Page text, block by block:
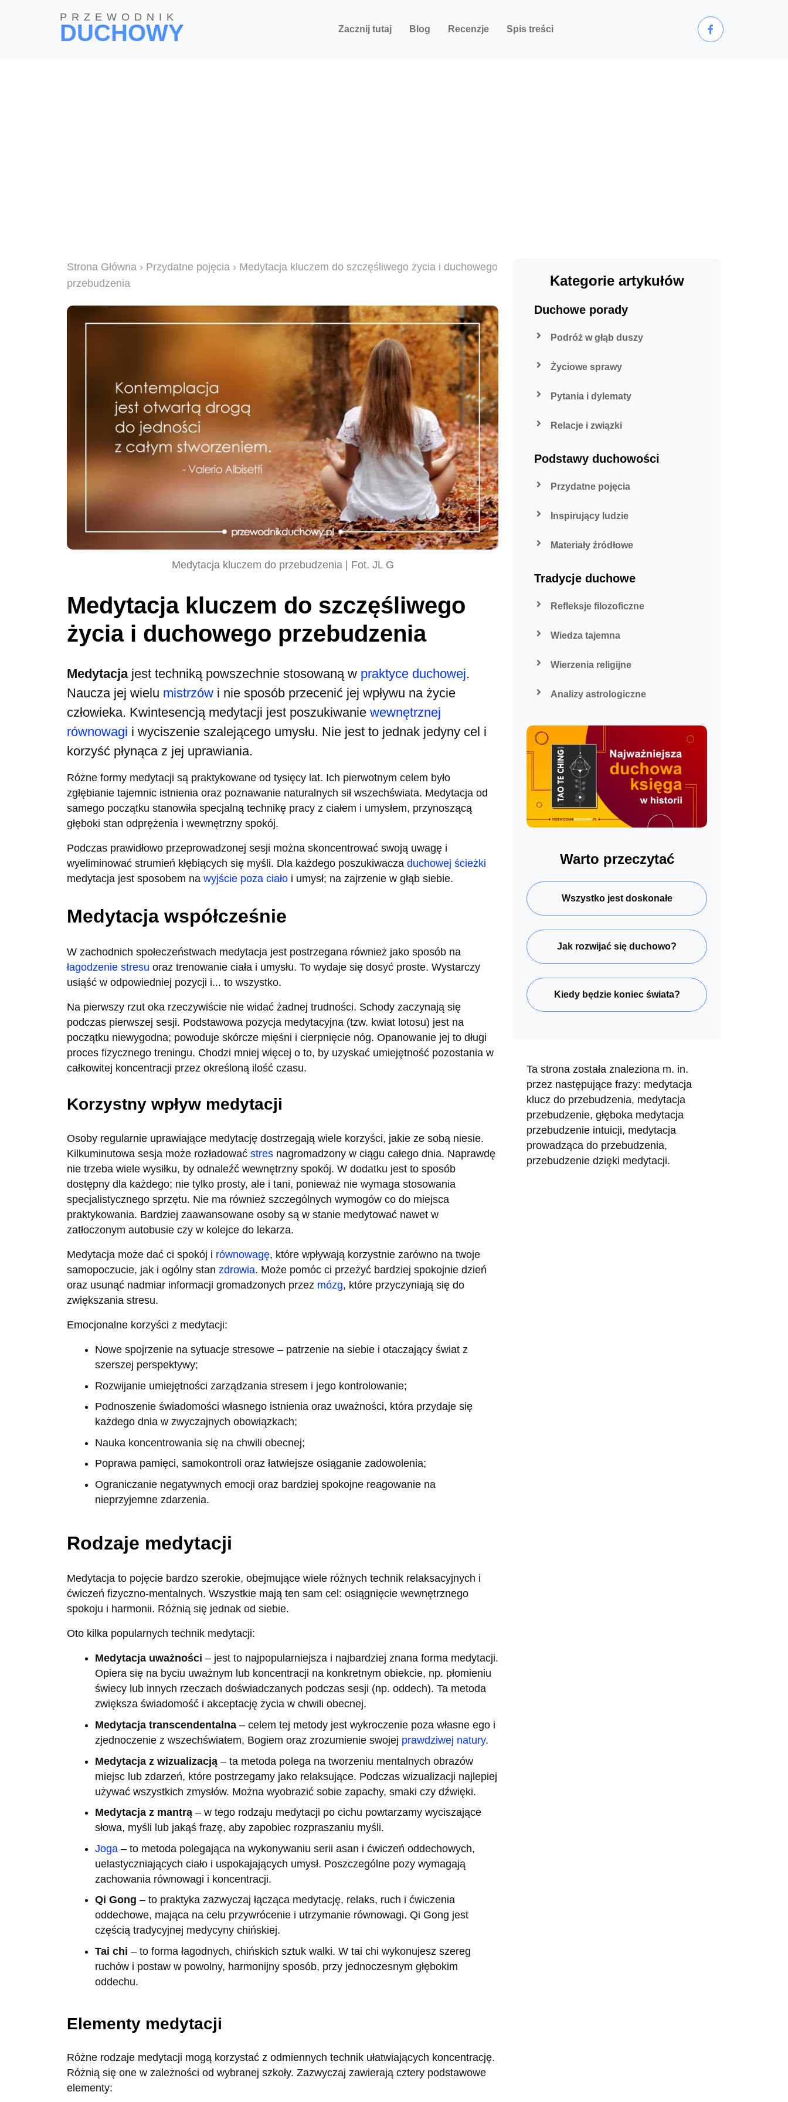
PRZEWODNIK
DUCHOWY Zacznij tutaj Blog Recenzje Spis treści
Strona Główna › Przydatne pojęcia › Medytacja kluczem do szczęśliwego życia i duchowego
przebudzenia
Medytacja kluczem do przebudzenia | Fot. JL G
Medytacja kluczem do szczęśliwego
życia i duchowego przebudzenia
Medytacjajest techniką powszechnie stosowaną w praktyce duchowej.
Naucza jej wielu mistrzów i nie sposób przecenić jej wpływu na życie
człowieka. Kwintesencją medytacji jest poszukiwanie wewnętrznej
równowagi i wyciszenie szalejącego umysłu. Nie jest to jednak jedyny cel i
korzyść płynąca z jej uprawiania.
Różne formy medytacji są praktykowane od tysięcy lat. Ich pierwotnym celem było
zgłębianie tajemnic istnienia oraz poznawanie naturalnych sił wszechświata. Medytacja od
samego początku stanowiła specjalną technikę pracy z ciałem i umysłem, przynoszącą
głęboki stan odprężenia i wewnętrzny spokój.
Podczas prawidłowo przeprowadzonej sesji można skoncentrować swoją uwagę i
wyeliminować strumień kłębiących się myśli. Dla każdego poszukiwacza duchowej ścieżki
medytacja jest sposobem na wyjście poza ciało i umysł; na zajrzenie w głąb siebie.
Medytacja współcześnie
W zachodnich społeczeństwach medytacja jest postrzegana również jako sposób na
łagodzenie stresu oraz trenowanie ciała i umysłu. To wydaje się dosyć proste. Wystarczy
usiąść w odpowiedniej pozycji i... to wszystko.
Na pierwszy rzut oka rzeczywiście nie widać żadnej trudności. Schody zaczynają się
podczas pierwszej sesji. Podstawowa pozycja medytacyjna (tzw. kwiat lotosu) jest na
początku niewygodna; powoduje skórcze mięśni i cierpnięcie nóg. Opanowanie jej to długi
proces fizycznego treningu. Chodzi mniej więcej o to, by uzyskać umiejętność pozostania w
całkowitej koncentracji przez określoną ilość czasu.
Korzystny wpływ medytacji
Osoby regularnie uprawiające medytację dostrzegają wiele korzyści, jakie ze sobą niesie.
Kilkuminutowa sesja może rozładować stres nagromadzony w ciągu całego dnia. Naprawdę
nie trzeba wiele wysiłku, by odnaleźć wewnętrzny spokój. W dodatku jest to sposób
dostępny dla każdego; nie tylko prosty, ale i tani, ponieważ nie wymaga stosowania
specjalistycznego sprzętu. Nie ma również szczególnych wymogów co do miejsca
praktykowania. Bardziej zaawansowane osoby są w stanie medytować nawet w
zatłoczonym autobusie czy w kolejce do lekarza.
Medytacja może dać ci spokój i równowagę, które wpływają korzystnie zarówno na twoje
samopoczucie, jak i ogólny stan zdrowia. Może pomóc ci przeżyć bardziej spokojnie dzień
oraz usunąć nadmiar informacji gromadzonych przez mózg, które przyczyniają się do
zwiększania stresu.
Emocjonalne korzyści z medytacji:
Nowe spojrzenie na sytuacje stresowe – patrzenie na siebie i otaczający świat z
szerszej perspektywy;
Rozwijanie umiejętności zarządzania stresem i jego kontrolowanie;
Podnoszenie świadomości własnego istnienia oraz uważności, która przydaje się
każdego dnia w zwyczajnych obowiązkach;
Nauka koncentrowania się na chwili obecnej;
Poprawa pamięci, samokontroli oraz łatwiejsze osiąganie zadowolenia;
Ograniczanie negatywnych emocji oraz bardziej spokojne reagowanie na
nieprzyjemne zdarzenia.
Rodzaje medytacji
Medytacja to pojęcie bardzo szerokie, obejmujące wiele różnych technik relaksacyjnych i
ćwiczeń fizyczno-mentalnych. Wszystkie mają ten sam cel: osiągnięcie wewnętrznego
spokoju i harmonii. Różnią się jednak od siebie.
Oto kilka popularnych technik medytacji:
Medytacja uważności – jest to najpopularniejsza i najbardziej znana forma medytacji.
Opiera się na byciu uważnym lub koncentracji na konkretnym obiekcie, np. płomieniu
świecy lub innych rzeczach doświadczanych podczas sesji (np. oddech). Ta metoda
zwiększa świadomość i akceptację życia w chwili obecnej.
Medytacja transcendentalna – celem tej metody jest wykroczenie poza własne ego i
zjednoczenie z wszechświatem, Bogiem oraz zrozumienie swojej prawdziwej natury.
Medytacja z wizualizacją – ta metoda polega na tworzeniu mentalnych obrazów
miejsc lub zdarzeń, które postrzegamy jako relaksujące. Podczas wizualizacji najlepiej
używać wszystkich zmysłów. Można wyobrazić sobie zapachy, smaki czy dźwięki.
Medytacja z mantrą – w tego rodzaju medytacji po cichu powtarzamy wyciszające
słowa, myśli lub jakąś frazę, aby zapobiec rozpraszaniu myśli.
Joga – to metoda polegająca na wykonywaniu serii asan i ćwiczeń oddechowych,
uelastyczniających ciało i uspokajających umysł. Poszczególne pozy wymagają
zachowania równowagi i koncentracji.
Qi Gong – to praktyka zazwyczaj łącząca medytację, relaks, ruch i ćwiczenia
oddechowe, mająca na celu przywrócenie i utrzymanie równowagi. Qi Gong jest
częścią tradycyjnej medycyny chińskiej.
Tai chi – to forma łagodnych, chińskich sztuk walki. W tai chi wykonujesz szereg
ruchów i postaw w powolny, harmonijny sposób, przy jednoczesnym głębokim
oddechu.
Elementy medytacji
Różne rodzaje medytacji mogą korzystać z odmiennych technik ułatwiających koncentrację.
Różnią się one w zależności od wybranej szkoły. Zazwyczaj zawierają cztery podstawowe
elementy:
Kategorie artykułów
Duchowe porady
Podróż w głąb duszy
Życiowe sprawy
Pytania i dylematy
Relacje i związki
Podstawy duchowości
Przydatne pojęcia
Inspirujący ludzie
Materiały źródłowe
Tradycje duchowe
Refleksje filozoficzne
Wiedza tajemna
Wierzenia religijne
Analizy astrologiczne
Warto przeczytać
Wszystko jest doskonałe
Jak rozwijać się duchowo?
Kiedy będzie koniec świata?
Ta strona została znaleziona m. in.
przez następujące frazy: medytacja
klucz do przebudzenia, medytacja
przebudzenie, głęboka medytacja
przebudzenie intuicji, medytacja
prowadząca do przebudzenia,
przebudzenie dzięki medytacji.